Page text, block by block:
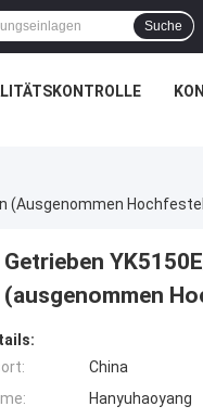
Suche
China
Hanyuhaoyang